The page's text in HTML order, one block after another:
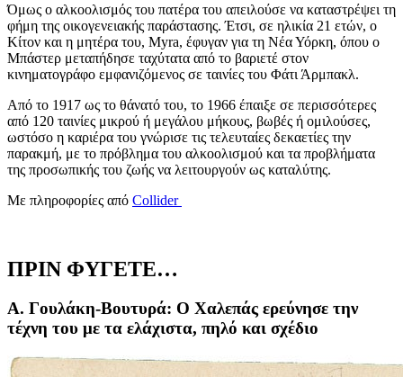
Όμως ο αλκοολισμός του πατέρα του απειλούσε να καταστρέψει τη
φήμη της οικογενειακής παράστασης. Έτσι, σε ηλικία 21 ετών, ο
Κίτον και η μητέρα του, Myra, έφυγαν για τη Νέα Υόρκη, όπου ο
Μπάστερ μεταπήδησε ταχύτατα από το βαριετέ στον
κινηματογράφο εμφανιζόμενος σε ταινίες του Φάτι Άρμπακλ.
Από το 1917 ως το θάνατό του, το 1966 έπαιξε σε περισσότερες
από 120 ταινίες μικρού ή μεγάλου μήκους, βωβές ή ομιλούσες,
ωστόσο η καριέρα του γνώρισε τις τελευταίες δεκαετίες την
παρακμή, με το πρόβλημα του αλκοολισμού και τα προβλήματα
της προσωπικής του ζωής να λειτουργούν ως καταλύτης.
Με πληροφορίες από Collider
ΠΡΙΝ ΦΥΓΕΤΕ…
Α. Γουλάκη-Βουτυρά: Ο Χαλεπάς ερεύνησε την
τέχνη του με τα ελάχιστα, πηλό και σχέδιο